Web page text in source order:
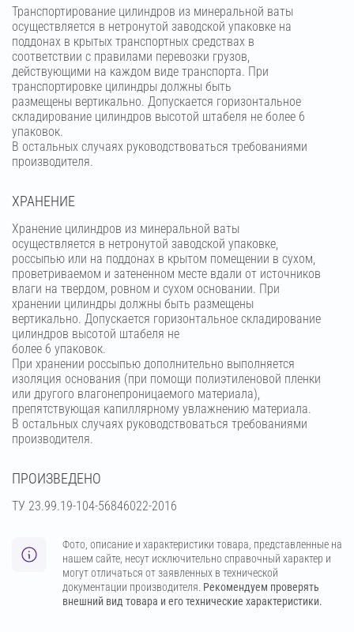
Транспортирование цилиндров из минеральной ваты
осуществляется в нетронутой заводской упаковке на
поддонах в крытых транспортных средствах в
соответствии с правилами перевозки грузов,
действующими на каждом виде транспорта. При
транспортировке цилиндры должны быть
размещены вертикально. Допускается горизонтальное
складирование цилиндров высотой штабеля не более 6
упаковок.
В остальных случаях руководствоваться требованиями
производителя.
ХРАНЕНИЕ
Хранение цилиндров из минеральной ваты
осуществляется в нетронутой заводской упаковке,
россыпью или на поддонах в крытом помещении в сухом,
проветриваемом и затененном месте вдали от источников
влаги на твердом, ровном и сухом основании. При
хранении цилиндры должны быть размещены
вертикально. Допускается горизонтальное складирование
цилиндров высотой штабеля не
более 6 упаковок.
При хранении россыпью дополнительно выполняется
изоляция основания (при помощи полиэтиленовой пленки
или другого влагонепроницаемого материала),
препятствующая капиллярному увлажнению материала.
В остальных случаях руководствоваться требованиями
производителя.
ПРОИЗВЕДЕНО
ТУ 23.99.19-104-56846022-2016
Фото, описание и характеристики товара, представленные на
нашем сайте, несут исключительно справочный характер и
могут отличаться от заявленных в технической
документации производителя. Рекомендуем проверять
внешний вид товара и его технические характеристики.